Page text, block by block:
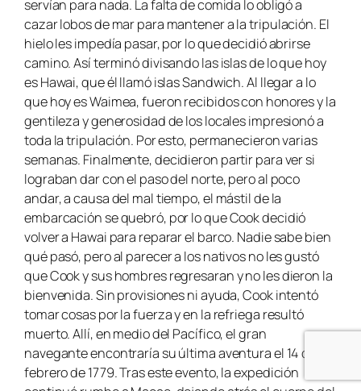
servían para nada. La falta de comida lo obligó a
cazar lobos de mar para mantener a la tripulación. El
hielo les impedía pasar, por lo que decidió abrirse
camino. Así terminó divisando las islas de lo que hoy
es Hawai, que él llamó islas Sandwich. Al llegar a lo
que hoy es Waimea, fueron recibidos con honores y la
gentileza y generosidad de los locales impresionó a
toda la tripulación. Por esto, permanecieron varias
semanas. Finalmente, decidieron partir para ver si
lograban dar con el paso del norte, pero al poco
andar, a causa del mal tiempo, el mástil de la
embarcación se quebró, por lo que Cook decidió
volver a Hawai para reparar el barco. Nadie sabe bien
qué pasó, pero al parecer a los nativos no les gustó
que Cook y sus hombres regresaran y no les dieron la
bienvenida. Sin provisiones ni ayuda, Cook intentó
tomar cosas por la fuerza y en la refriega resultó
muerto. Allí, en medio del Pacífico, el gran
navegante encontraría su última aventura el 14 de
febrero de 1779. Tras este evento, la expedición